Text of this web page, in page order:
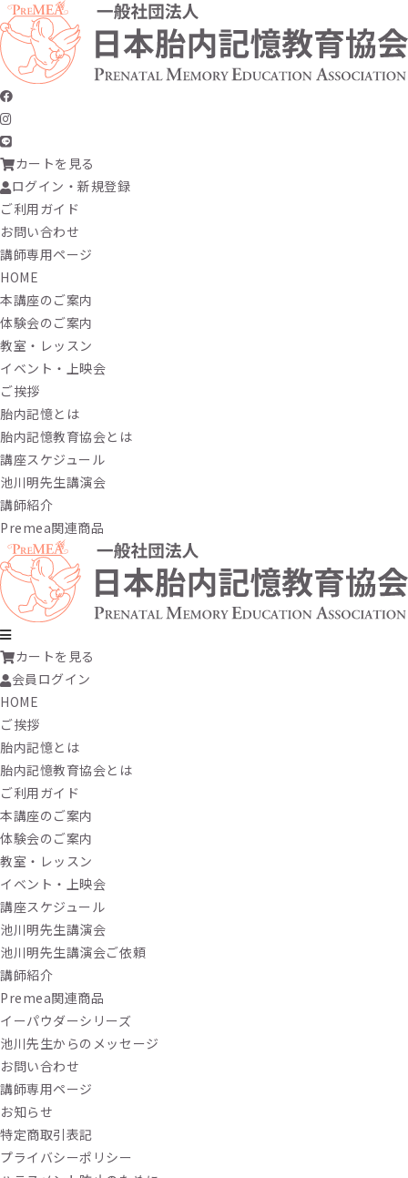
カートを見る
ログイン・新規登録
ご利用ガイド
お問い合わせ
講師専用ページ
HOME
本講座のご案内
体験会のご案内
教室・レッスン
イベント・上映会
ご挨拶
胎内記憶とは
胎内記憶教育協会とは
講座スケジュール
池川明先生講演会
講師紹介
Premea関連商品
カートを見る
会員ログイン
HOME
ご挨拶
胎内記憶とは
胎内記憶教育協会とは
ご利用ガイド
本講座のご案内
体験会のご案内
教室・レッスン
イベント・上映会
講座スケジュール
池川明先生講演会
池川明先生講演会ご依頼
講師紹介
Premea関連商品
イーパウダーシリーズ
池川先生からのメッセージ
お問い合わせ
講師専用ページ
お知らせ
特定商取引表記
プライバシーポリシー